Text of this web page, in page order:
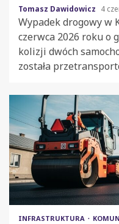
Tomasz Dawidowicz 4
Wypadek drogowy w
czerwca 2026 roku o
kolizji dwóch
została
INFRASTRUKTURA